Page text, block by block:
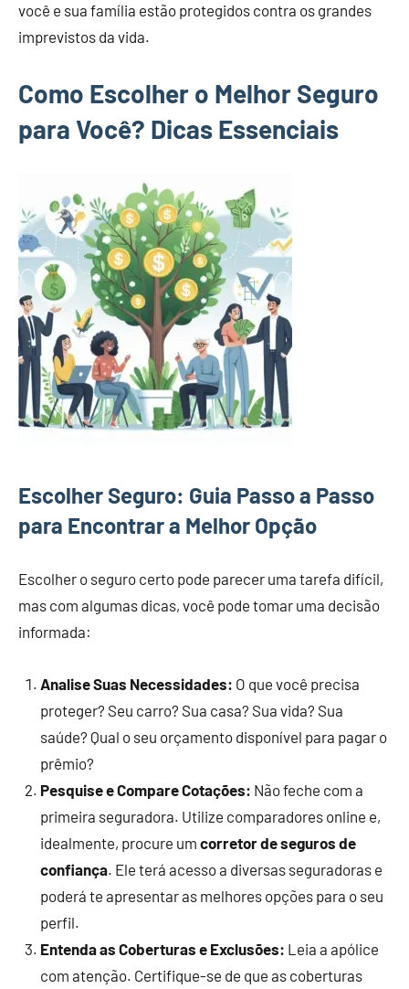
você e sua família estão protegidos contra os grandes
imprevistos da vida.
Como Escolher o Melhor Seguro
para Você? Dicas Essenciais
Escolher Seguro: Guia Passo a Passo
para Encontrar a Melhor Opção
Escolher o seguro certo pode parecer uma tarefa difícil,
mas com algumas dicas, você pode tomar uma decisão
informada:
Analise Suas Necessidades: O que você precisa
proteger? Seu carro? Sua casa? Sua vida? Sua
saúde? Qual o seu orçamento disponível para pagar o
prêmio?
Pesquise e Compare Cotações: Não feche com a
primeira seguradora. Utilize comparadores online e,
idealmente, procure um corretor de seguros de
confiança. Ele terá acesso a diversas seguradoras e
poderá te apresentar as melhores opções para o seu
perfil.
Entenda as Coberturas e Exclusões: Leia a apólice
com atenção. Certifique-se de que as coberturas